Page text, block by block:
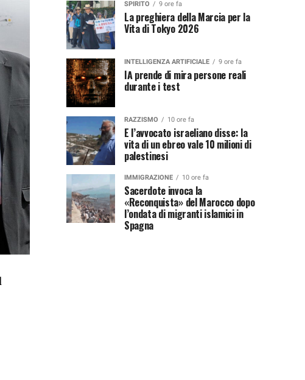
SPIRITO 9 ore fa
La preghiera della Marcia per la
Vita di Tokyo 2026
INTELLIGENZA ARTIFICIALE 9 ore fa
IA prende di mira persone reali
durante i test
RAZZISMO 10 ore fa
E l’avvocato israeliano disse: la
vita di un ebreo vale 10 milioni di
palestinesi
IMMIGRAZIONE 10 ore fa
Sacerdote invoca la
«Reconquista» del Marocco dopo
l’ondata di migranti islamici in
Spagna